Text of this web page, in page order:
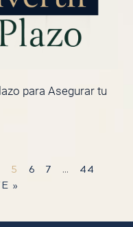
para Asegurar tu
5 6 7 …
44
»